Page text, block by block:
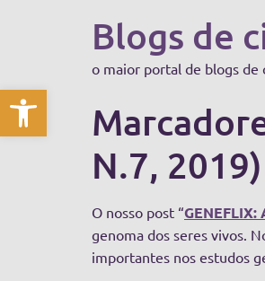
Abrir a barra de
Blogs de
o maior portal de blogs de
N.7, 2019)
O nosso post “GENEFLIX:
genoma dos seres vivos.
importantes nos estudos